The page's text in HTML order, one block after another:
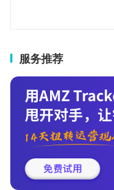
服务推荐